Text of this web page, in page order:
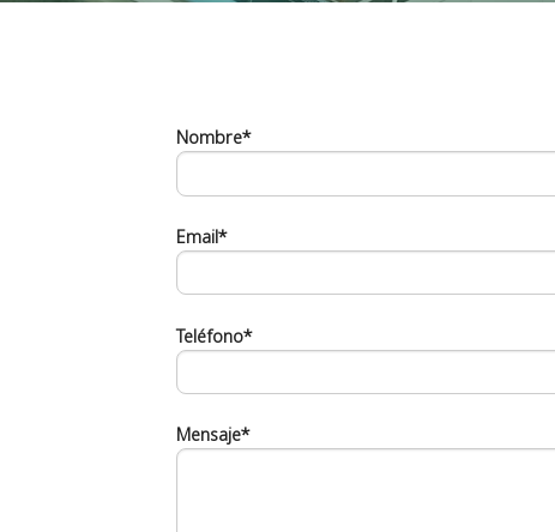
Nombre*
Email*
Teléfono*
Mensaje*